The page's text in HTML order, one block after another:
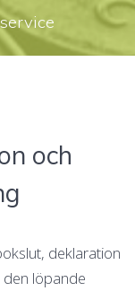
och
deklaration
den löpande